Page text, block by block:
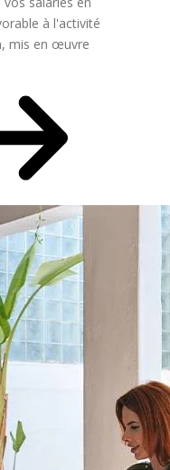
à l'activité
mis en œuvre